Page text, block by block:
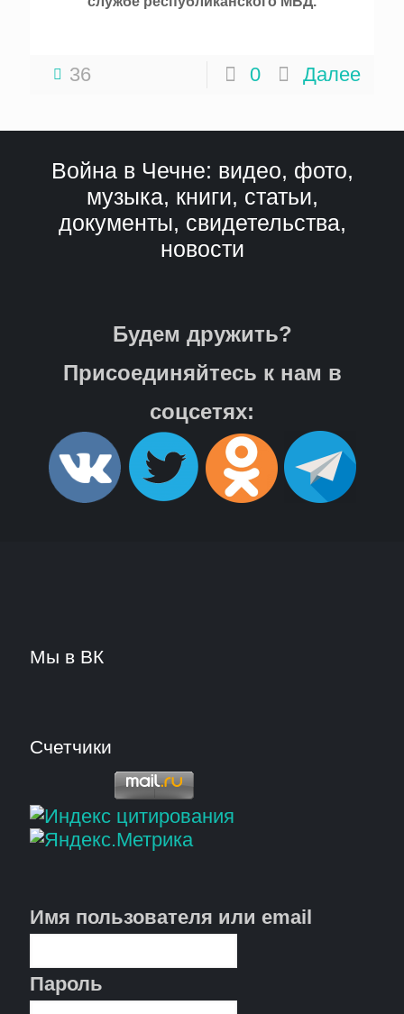
36 0 Далее
Война в Чечне: видео, фото,
музыка, книги, статьи,
документы, свидетельства,
новости
Будем дружить?
Присоединяйтесь к нам в
соцсетях:
Мы в ВК
Счетчики
Имя пользователя или email
Пароль